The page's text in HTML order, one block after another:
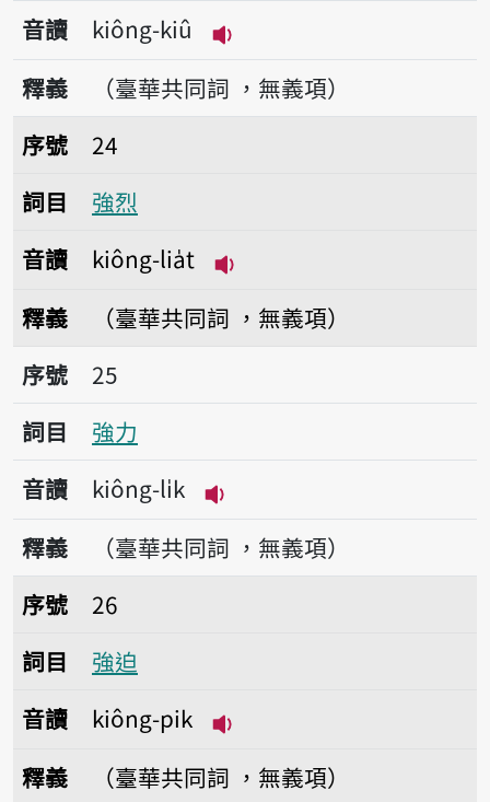
音讀
kiông-kiû
播放音讀kiông-kiû
釋義
（臺華共同詞 ，無義項）
序號24強烈
序號
24
詞目
強烈
音讀
kiông-lia̍t
釋義
（臺華共同詞 ，無義項）
序號25強力
序號
25
詞目
強力
音讀
kiông-li̍k
播放音讀kiông-li̍k
釋義
（臺華共同詞 ，無義項）
序號26強迫
序號
26
詞目
強迫
音讀
kiông-pik
釋義
（臺華共同詞 ，無義項）